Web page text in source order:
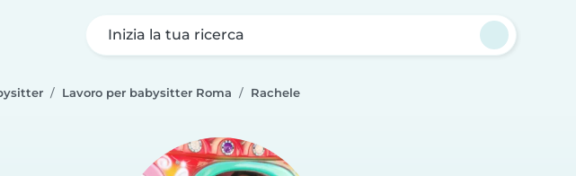
Inizia la tua ricerca
Lavoro per babysitter Roma Rachele